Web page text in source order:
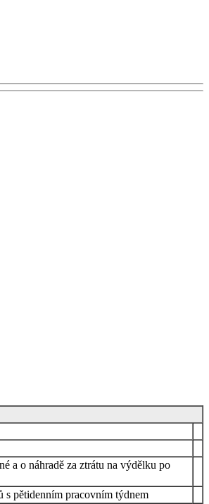
a o náhradě za ztrátu na výdělku po
s pětidenním pracovním týdnem